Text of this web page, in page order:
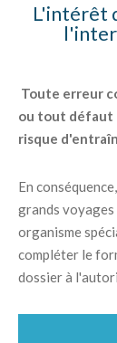
L'intérêt
Toute erreur
ou tout défaut
risque
En
grands
organisme
compléter le
dossier à